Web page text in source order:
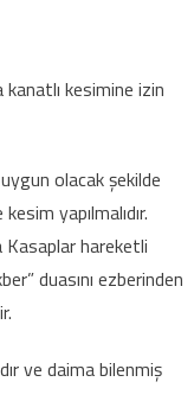
kesimine izin
olacak şekilde
yapılmalıdır.
Kasaplar hareketli
duasını ezberinden
ve daima bilenmiş